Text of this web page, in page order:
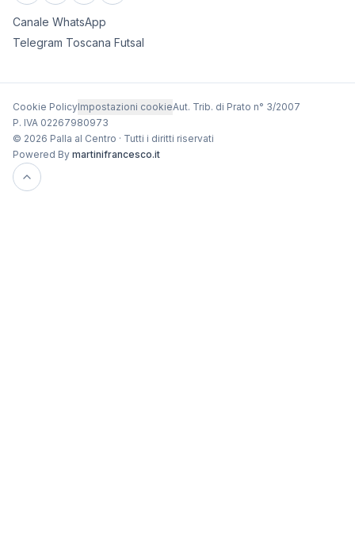
Canale WhatsApp
Telegram Toscana Futsal
Cookie PolicyImpostazioni cookieAut. Trib. di Prato n° 3/2007
P. IVA 02267980973
© 2026 Palla al Centro · Tutti i diritti riservati
Powered By martinifrancesco.it